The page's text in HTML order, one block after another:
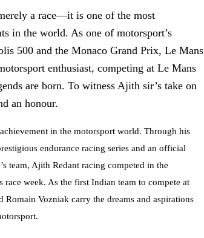
a race—it is one of the most
in the world. As one of motorsport’s
500 and the Monaco Grand Prix, Le Mans
enthusiast, competing at Le Mans
are born. To witness Ajith sir’s take on
an honour.
in the motorsport world. Through his
endurance racing series and an official
team, Ajith Redant racing competed in the
week. As the first Indian team to compete at
Vozniak carry the dreams and aspirations